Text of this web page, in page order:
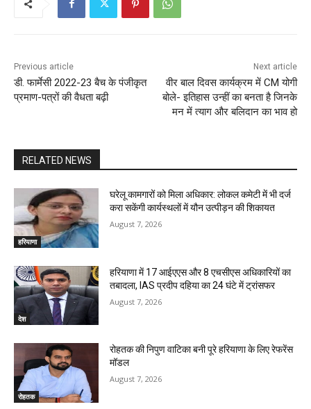
Previous article
डी. फार्मेसी 2022-23 बैच के पंजीकृत
प्रमाण-पत्रों की वैधता बढ़ी
Next article
वीर बाल दिवस कार्यक्रम में CM योगी
बोले- इतिहास उन्हीं का बनता है जिनके
मन में त्याग और बलिदान का भाव हो
RELATED NEWS
हरियाणा
घरेलू कामगारों को मिला अधिकार: लोकल कमेटी में भी दर्ज
करा सकेंगी कार्यस्थलों में यौन उत्पीड़न की शिकायत
August 7, 2026
देश
हरियाणा में 17 आईएएस और 8 एचसीएस अधिकारियों का
तबादला, IAS प्रदीप दहिया का 24 घंटे में ट्रांसफर
August 7, 2026
रोहतक
रोहतक की निपुण वाटिका बनी पूरे हरियाणा के लिए रेफरेंस
मॉडल
August 7, 2026